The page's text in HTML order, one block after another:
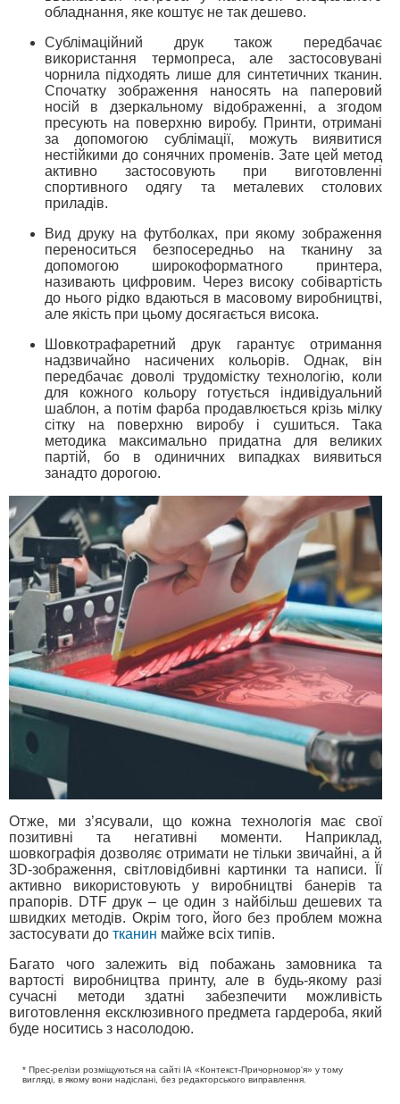
обладнання, яке коштує не так дешево.
Сублімаційний друк також передбачає
використання термопреса, але застосовувані
чорнила підходять лише для синтетичних тканин.
Спочатку зображення наносять на паперовий
носій в дзеркальному відображенні, а згодом
пресують на поверхню виробу. Принти, отримані
за допомогою сублімації, можуть виявитися
нестійкими до сонячних променів. Зате цей метод
активно застосовують при виготовленні
спортивного одягу та металевих столових
приладів.
Вид друку на футболках, при якому зображення
переноситься безпосередньо на тканину за
допомогою широкоформатного принтера,
називають цифровим. Через високу собівартість
до нього рідко вдаються в масовому виробництві,
але якість при цьому досягається висока.
Шовкотрафаретний друк гарантує отримання
надзвичайно насичених кольорів. Однак, він
передбачає доволі трудомістку технологію, коли
для кожного кольору готується індивідуальний
шаблон, а потім фарба продавлюється крізь мілку
сітку на поверхню виробу і сушиться. Така
методика максимально придатна для великих
партій, бо в одиничних випадках виявиться
занадто дорогою.
Отже, ми з’ясували, що кожна технологія має свої
позитивні та негативні моменти. Наприклад,
шовкографія дозволяє отримати не тільки звичайні, а й
3D-зображення, світловідбивні картинки та написи. Її
активно використовують у виробництві банерів та
прапорів. DTF друк – це один з найбільш дешевих та
швидких методів. Окрім того, його без проблем можна
застосувати до тканин майже всіх типів.
Багато чого залежить від побажань замовника та
вартості виробництва принту, але в будь-якому разі
сучасні методи здатні забезпечити можливість
виготовлення ексклюзивного предмета гардероба, який
буде носитись з насолодою.
* Прес-релізи розміщуються на сайті ІА «Контекст-Причорномор'я» у тому
вигляді, в якому вони надіслані, без редакторського виправлення.